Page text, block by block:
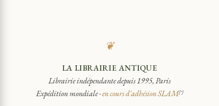
❦
LA LIBRAIRIE ANTIQUE
Librairie indépendante depuis 1995, Paris
Expédition mondiale ·en cours d'adhésion SLAM[*]